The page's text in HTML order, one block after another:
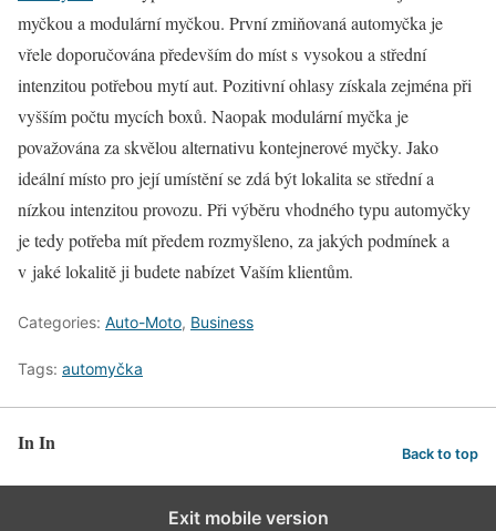
myčkou a modulární myčkou. První zmiňovaná automyčka je
vřele doporučována především do míst s vysokou a střední
intenzitou potřebou mytí aut. Pozitivní ohlasy získala zejména při
vyšším počtu mycích boxů. Naopak modulární myčka je
považována za skvělou alternativu kontejnerové myčky. Jako
ideální místo pro její umístění se zdá být lokalita se střední a
nízkou intenzitou provozu. Při výběru vhodného typu automyčky
je tedy potřeba mít předem rozmyšleno, za jakých podmínek a
v jaké lokalitě ji budete nabízet Vaším klientům.
Categories: Auto-Moto, Business
Tags: automyčka
In In Back to top
Exit mobile version